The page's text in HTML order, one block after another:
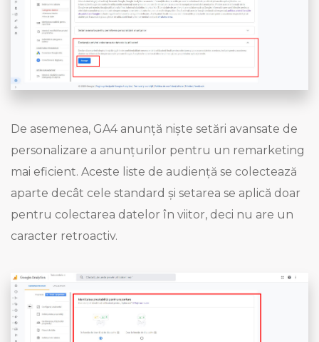
De asemenea, GA4 anunță niște setări avansate de
personalizare a anunțurilor pentru un remarketing
mai eficient. Aceste liste de audiență se colectează
aparte decât cele standard și setarea se aplică doar
pentru colectarea datelor în viitor, deci nu are un
caracter retroactiv.